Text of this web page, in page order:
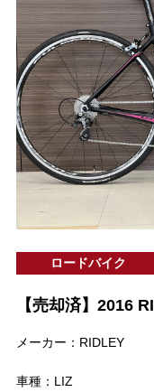
ロードバイク
【売却済】2016
メーカー：RIDLEY
車種：LIZ